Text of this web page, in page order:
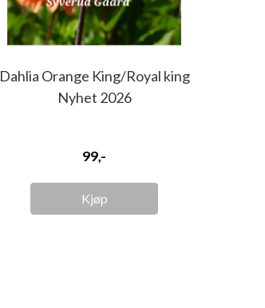
Dahlia Orange King/Royal king
Nyhet 2026
99,-
Kjøp